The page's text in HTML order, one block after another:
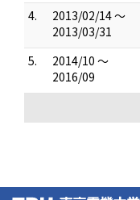
4.
2013/02/14 ～
2013/03/31
5.
2014/10 ～
2016/09